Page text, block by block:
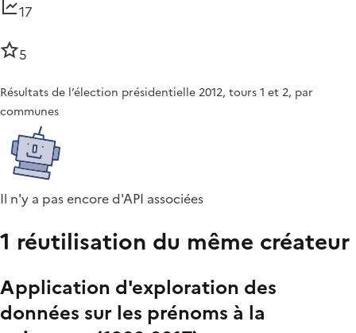
17
5
Résultats de l’élection présidentielle 2012, tours 1 et 2, par
communes
Il n'y a pas encore d'API associées
1 réutilisation du même créateur
Application d'exploration des
données sur les prénoms à la